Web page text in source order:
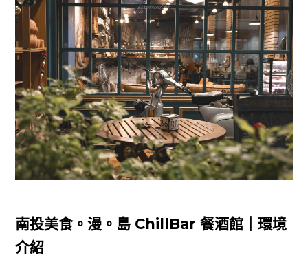
南投美食。漫。島 ChillBar 餐酒館｜環境
介紹